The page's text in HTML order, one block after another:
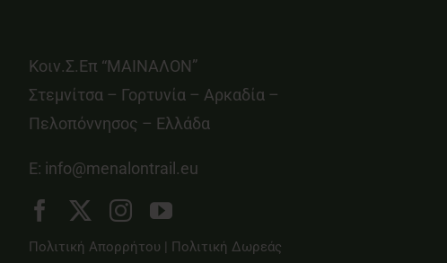
Κοιν.Σ.Επ “ΜΑΙΝΑΛΟΝ”
Στεμνίτσα – Γορτυνία – Αρκαδία –
Πελοπόννησος – Ελλάδα
E: info@menalontrail.eu
Πολιτική Απορρήτου | Πολιτική Δωρεάς